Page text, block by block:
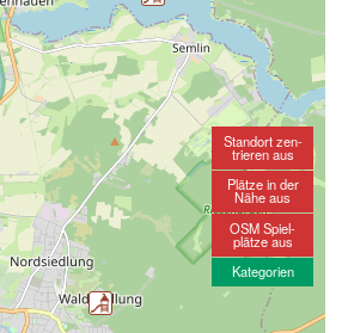
Standort zen-
trieren aus
Plätze in der
Nähe aus
OSM Spiel-
plätze aus
Kategorien